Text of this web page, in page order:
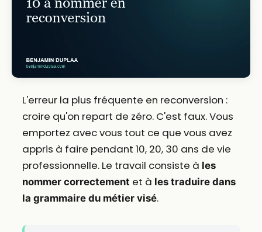
L'erreur la plus fréquente en reconversion :
croire qu'on repart de zéro. C'est faux. Vous
emportez avec vous tout ce que vous avez
appris à faire pendant 10, 20, 30 ans de vie
professionnelle. Le travail consiste à les
nommer correctement et à les traduire dans
la grammaire du métier visé.